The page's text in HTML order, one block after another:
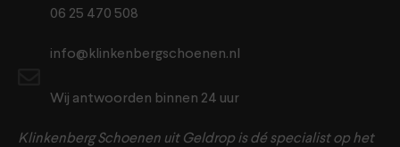
06 25 470 508
info@klinkenbergschoenen.nl
Wij antwoorden binnen 24 uur
Klinkenberg Schoenen uit Geldrop is dé specialist op het